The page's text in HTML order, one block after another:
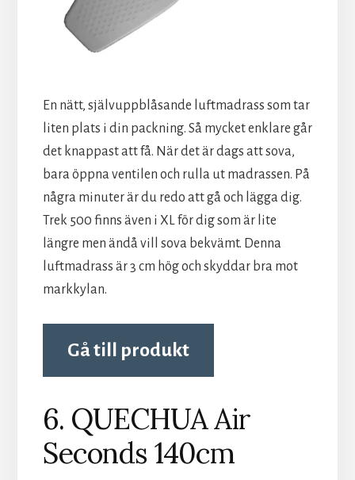
En nätt, självuppblåsande luftmadrass som tar
liten plats i din packning. Så mycket enklare går
det knappast att få. När det är dags att sova,
bara öppna ventilen och rulla ut madrassen. På
några minuter är du redo att gå och lägga dig.
Trek 500 finns även i XL för dig som är lite
längre men ändå vill sova bekvämt. Denna
luftmadrass är 3 cm hög och skyddar bra mot
markkylan.
Gå till produkt
6. QUECHUA Air
Seconds 140cm